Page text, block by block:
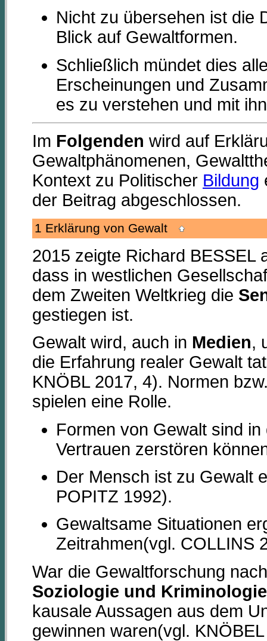
Nicht zu übersehen ist die
Blick auf Gewaltformen.
Schließlich mündet dies
Erscheinungen und
es zu verstehen und mit
Im Folgenden wird auf
Gewaltphänomenen,
Kontext zu Politischer Bildung
der Beitrag abgeschlossen.
1 Erklärung von Gewalt
2015 zeigte Richard BESSEL
dass in westlichen
dem Zweiten Weltkrieg die
gestiegen ist.
Gewalt wird, auch in Medien,
die Erfahrung realer Gewalt
KNÖBL 2017, 4). Normen
spielen eine Rolle.
Formen von Gewalt sind
Vertrauen zerstören
Der Mensch ist zu Gewalt
POPITZ 1992).
Gewaltsame Situationen
Zeitrahmen(vgl. COLLINS
War die Gewaltforschung
Soziologie und Kriminologie
kausale Aussagen aus dem
gewinnen waren(vgl.